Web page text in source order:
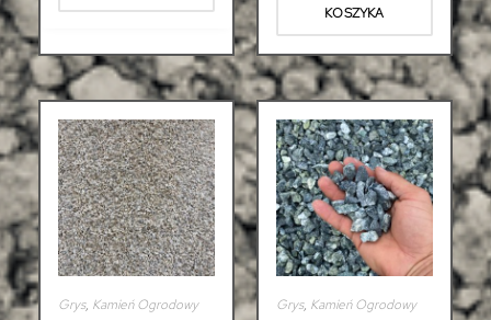
KOSZYKA
Grys, Kamień Ogrodowy Grys, Kamień Ogrodowy